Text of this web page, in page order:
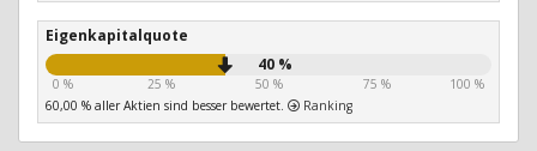
Eigenkapitalquote
40 %
0 % 25 % 50 % 75 %
100 %
60,00 % aller Aktien sind besser bewertet.
Ranking